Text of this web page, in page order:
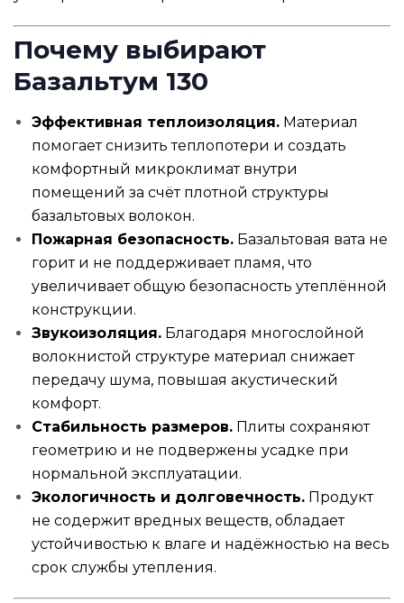
Почему выбирают
Базальтум 130
Эффективная теплоизоляция. Материал
помогает снизить теплопотери и создать
комфортный микроклимат внутри
помещений за счёт плотной структуры
базальтовых волокон.
Пожарная безопасность. Базальтовая вата не
горит и не поддерживает пламя, что
увеличивает общую безопасность утеплённой
конструкции.
Звукоизоляция. Благодаря многослойной
волокнистой структуре материал снижает
передачу шума, повышая акустический
комфорт.
Стабильность размеров. Плиты сохраняют
геометрию и не подвержены усадке при
нормальной эксплуатации.
Экологичность и долговечность. Продукт
не содержит вредных веществ, обладает
устойчивостью к влаге и надёжностью на весь
срок службы утепления.